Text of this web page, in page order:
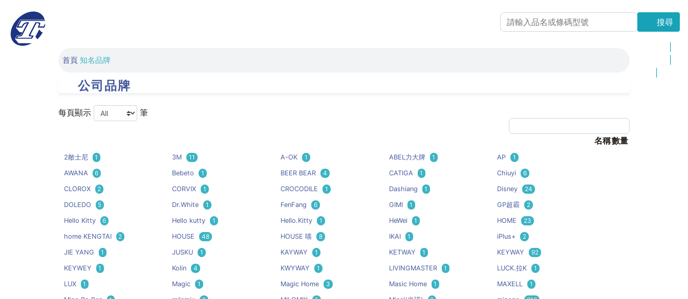
搜尋
搜尋
首頁 知名品牌
公司品牌
每頁顯示 筆
名稱數量
2敵士尼 1 3M 11 A-OK 1 ABEL力大牌 1 AP 1
AWANA 6 Bebeto 1 BEER BEAR 4 CATIGA 1 Chiuyi 6
CLOROX 2 CORVIX 1 CROCODILE 1 Dashiang 1 Disney 24
DOLEDO 5 Dr.White 1 FenFang 6 GIMI 1 GP超霸 2
Hello Kitty 6 Hello kutty 1 Hello.Kitty 1 HeWei 1 HOME 23
home KENGTAI 2 HOUSE 48 HOUSE 喵 8 IKAI 1 iPlus+ 2
JIE YANG 1 JUSKU 1 KAYWAY 1 KETWAY 1 KEYWAY 92
KEYWEY 1 Kolin 4 KWYWAY 1 LIVINGMASTER 1 LUCK.拉K 1
LUX 1 Magic 1 Magic Home 3 Masic Home 1 MAXELL 1